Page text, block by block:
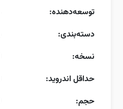
توسعه‌دهنده:
دسته‌بندی:
نسخه:
حداقل اندروید:
حجم: